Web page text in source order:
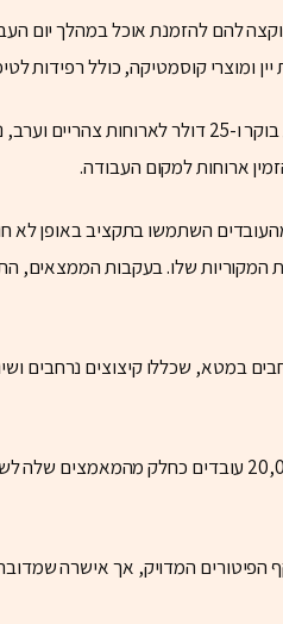
להם להזמנת אוכל במהלך יום
יין ומוצרי קוסמטיקה, כולל רפידות
התקציב, שעמד על 20 דולר לארוחת בוקר ו-25
ארוחות למקום העבודה.
השתמשו בתקציב באופן לא
שלו. בעקבות הממצאים,
במטא, שכללו קיצוצים נרחבים
בשנה האחרונה פיטרה מטא מעל 20,000 עובדים
המדויק, אך אישרה